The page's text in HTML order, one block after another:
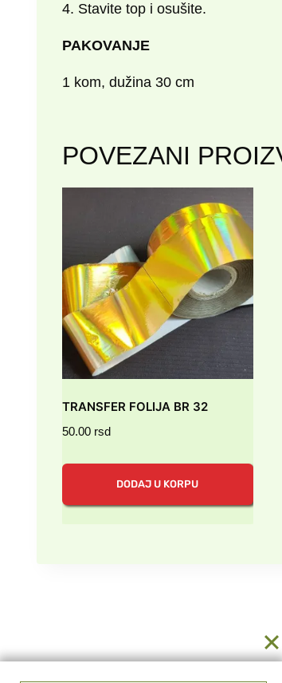
4. Stavite top i osušite.
PAKOVANJE
1 kom, dužina 30 cm
POVEZANI
TRANSFER FOLIJA BR 32
50.00 rsd
DODAJ U KORPU